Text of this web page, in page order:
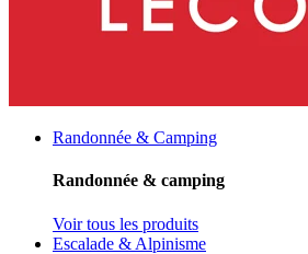
Randonnée & Camping
Randonnée & camping
Voir tous les produits
Escalade & Alpinisme